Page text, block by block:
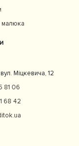
малюка
Міцкевича, 12
81 06
68 42